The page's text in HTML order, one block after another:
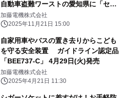
自動車盗難ワーストの愛知県に「セキ
ュリティラウンジみよし」 新潟県初
の「セキュリティラウンジ新潟」をオ
加藤電機株式会社
2025年11月21日 15:00
自家用車やバスの置き去りからこども
を守る安全装置 ガイドライン認定品
「BEE737-C」 4月29日(火)発売
加藤電機株式会社
2025年4月21日 11:30